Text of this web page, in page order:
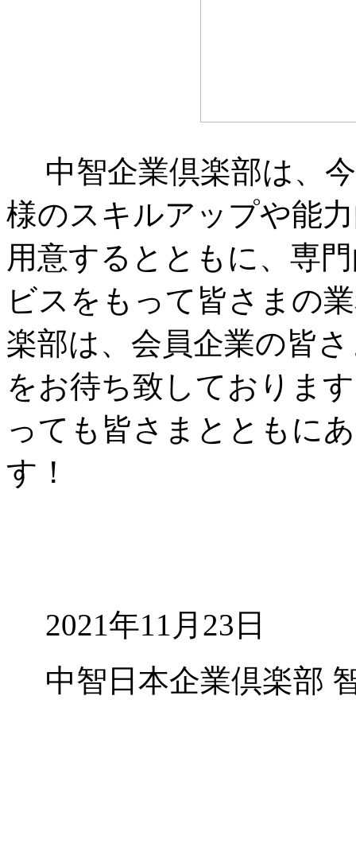
中智企業倶楽部は、
様のスキルアップや能
用意するとともに、専
ビスをもって皆さまの
楽部は、会員企業の皆
をお待ち致しておりま
っても皆さまとともに
す！
2021年11月23日
中智日本企業倶楽部